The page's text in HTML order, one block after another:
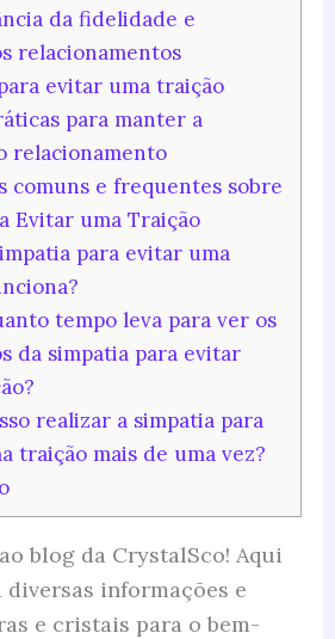
da fidelidade e
relacionamentos
evitar uma traição
para manter a
relacionamento
comuns e frequentes sobre
Evitar uma Traição
para evitar uma
tempo leva para ver os
da simpatia para evitar
realizar a simpatia para
traição mais de uma vez?
blog da CrystalSco! Aqui
informações e
e cristais para o bem-